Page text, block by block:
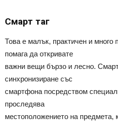
Смарт таг
Това е малък, практичен и много
помага да откривате
важни вещи бързо и лесно.
синхронизиране със
смартфона посредством
проследява
местоположението на предмета,